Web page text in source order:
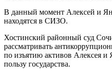
В данный момент Алексей и
находятся в СИЗО.
Хостинский районный суд
рассматривать
по изъятию активов Алексея
пользу государства.